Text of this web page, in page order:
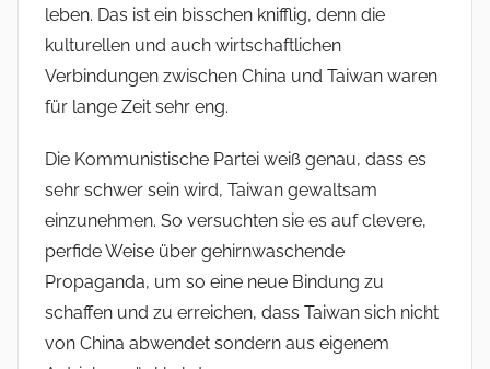
leben. Das ist ein bisschen knifflig, denn die
kulturellen und auch wirtschaftlichen
Verbindungen zwischen China und Taiwan waren
für lange Zeit sehr eng.
Die Kommunistische Partei weiß genau, dass es
sehr schwer sein wird, Taiwan gewaltsam
einzunehmen. So versuchten sie es auf clevere,
perfide Weise über gehirnwaschende
Propaganda, um so eine neue Bindung zu
schaffen und zu erreichen, dass Taiwan sich nicht
von China abwendet sondern aus eigenem